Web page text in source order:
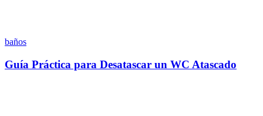
baños
Guía Práctica para Desatascar un WC Atascado